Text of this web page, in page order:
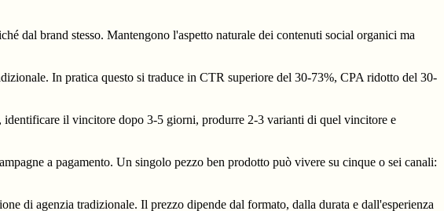
brand stesso. Mantengono l'aspetto naturale dei contenuti social organici ma
In pratica questo si traduce in CTR superiore del 30-73%, CPA ridotto del 30-
il vincitore dopo 3-5 giorni, produrre 2-3 varianti di quel vincitore e
a pagamento. Un singolo pezzo ben prodotto può vivere su cinque o sei canali:
di agenzia tradizionale. Il prezzo dipende dal formato, dalla durata e dall'esperienza